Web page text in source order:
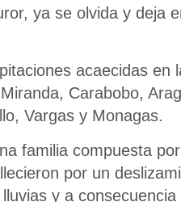
ya se olvida y deja
acaecidas en
Carabobo,
Vargas y Monagas.
familia compuesta
por un
y a